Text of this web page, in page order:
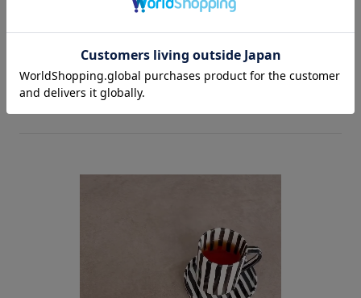
お選びいただけます。
※株式会社シーイーシー調べ（JINS MEMEとスマートロガーを使用）一般の椅子
とアーユル・チェアーに座った時の集中度を比較